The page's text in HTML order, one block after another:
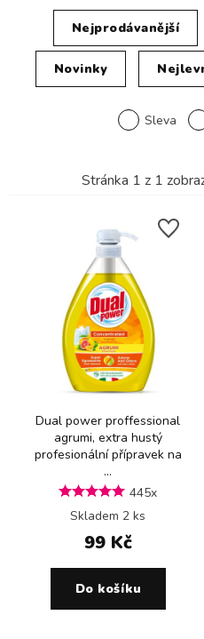
Nejprodávanější
Novinky
Sleva
Stránka 1 z 1
Dual power proffessional
agrumi, extra hustý
profesionální přípravek na
...
445x
Skladem 2 ks
99 Kč
Do košíku